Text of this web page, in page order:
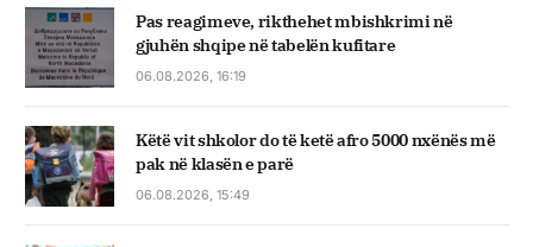
Pas reagimeve, rikthehet mbishkrimi në
gjuhën shqipe në tabelën kufitare
06.08.2026, 16:19
Këtë vit shkolor do të ketë afro 5000 nxënës më
pak në klasën e parë
06.08.2026, 15:49